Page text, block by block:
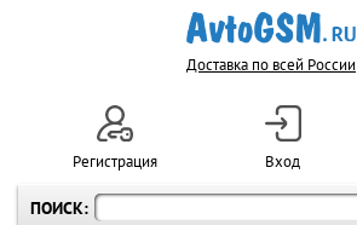
Доставка по всей России
ПОИСК:
Регистрация Вход